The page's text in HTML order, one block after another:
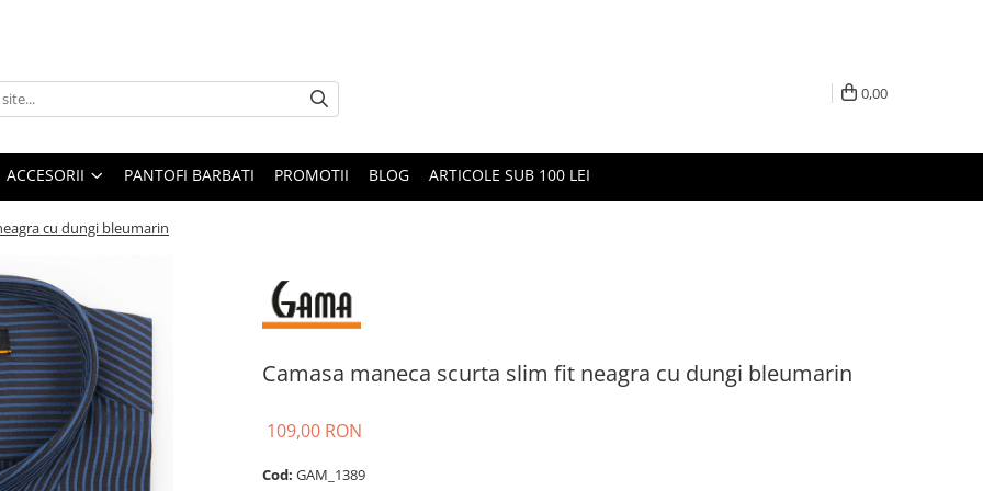
0,00
ACCESORII PANTOFI BARBATI PROMOTII BLOG ARTICOLE SUB 100 LEI
cu dungi bleumarin
Camasa maneca scurta slim fit neagra cu dungi bleumarin
109,00 RON
Cod: GAM_1389